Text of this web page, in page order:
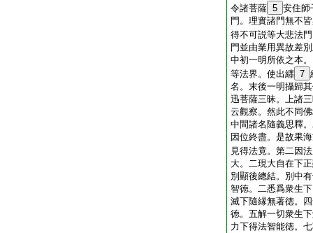
令諸菩薩 5 安住師
門。理實諸門無不
得不可説等大悲法
門並由業用異故差
中初一明所依之本
等法界。使出纒 7
名。末後一明攝歸
迅菩薩三昧。上諸
云觀察。然此不同
中間諸名隨義思釋
因位終盡。是故果
見得法竟。第二因
大。二現大自在下
別顯後總結。別中
智徳。二悉爲衆生
滅下隨縁無著徳。
徳。五解一切衆生
力下得法智能徳。